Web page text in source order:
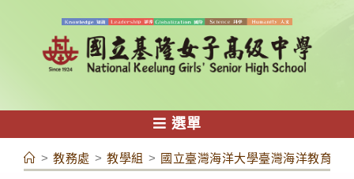
容
選單
> 教務處 > 教學組 > 國立臺灣海洋大學臺灣海洋教育中